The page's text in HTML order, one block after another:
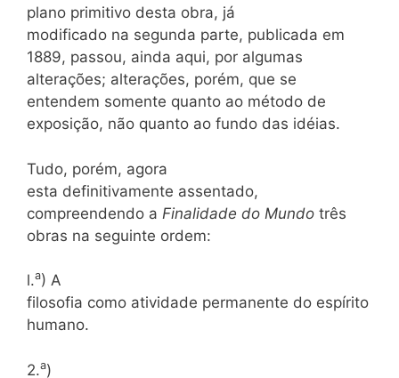
plano primitivo desta obra, já
modificado na segunda parte, publicada em
1889, passou, ainda aqui, por algumas
alterações; alterações, porém, que se
entendem somente quanto ao método de
exposição, não quanto ao fundo das idéias.
Tudo, porém, agora
esta definitivamente assentado,
compreendendo a Finalidade do Mundo três
obras na seguinte ordem:
l.a) A
filosofia como atividade permanente do espírito
humano.
2.a)